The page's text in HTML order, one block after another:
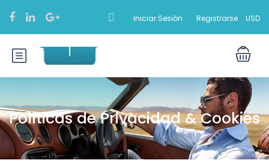
Iniciar Sesión Registrarse USD
Políticas de Privacidad & Cookies